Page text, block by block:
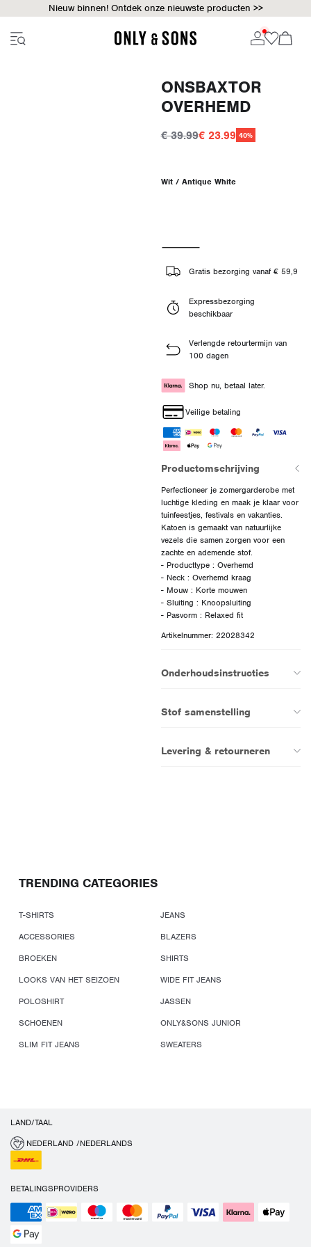
Nieuw binnen! Ontdek onze nieuwste producten >>
ONSBAXTOR
OVERHEMD
€ 39.99€ 23.99 40%
Wit / Antique White
Gratis bezorging vanaf € 59,9
Expressbezorging
beschikbaar
Verlengde retourtermijn van
100 dagen
Shop nu, betaal later.
Veilige betaling
Productomschrijving
Perfectioneer je zomergarderobe met
luchtige kleding en maak je klaar voor
tuinfeestjes, festivals en vakanties.
Katoen is gemaakt van natuurlijke
vezels die samen zorgen voor een
zachte en ademende stof.
- Producttype : Overhemd
- Neck : Overhemd kraag
- Mouw : Korte mouwen
- Sluiting : Knoopsluiting
- Pasvorm : Relaxed fit
Artikelnummer: 22028342
Onderhoudsinstructies
Stof samenstelling
Levering & retourneren
TRENDING CATEGORIES
T-SHIRTS
JEANS
ACCESSORIES
BLAZERS
BROEKEN
SHIRTS
LOOKS VAN HET SEIZOEN
WIDE FIT JEANS
POLOSHIRT
JASSEN
SCHOENEN
ONLY&SONS JUNIOR
SLIM FIT JEANS
SWEATERS
LAND/TAAL
NEDERLAND /NEDERLANDS
BETALINGSPROVIDERS